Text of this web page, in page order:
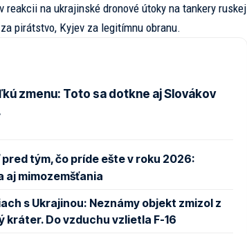
reakcii na ukrajinské dronové útoky na tankery ruskej
pirátstvo, Kyjev za legitímnu obranu.
zmenu: Toto sa dotkne aj Slovákov
tým, čo príde ešte v roku 2026:
aj mimozemšťania
s Ukrajinou: Neznámy objekt zmizol z
Do vzduchu vzlietla F-16